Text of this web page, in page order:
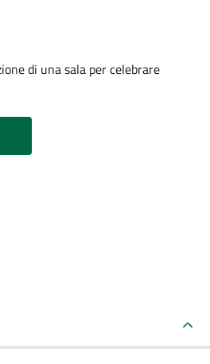
di una sala per celebrare